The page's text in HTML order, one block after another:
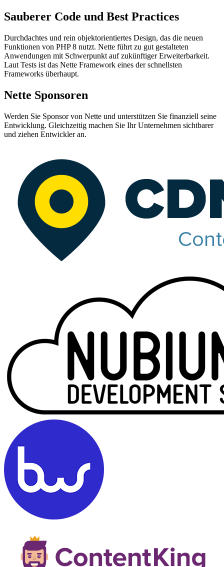
Sauberer Code und Best Practices
Durchdachtes und rein objektorientiertes Design, das die neuen
Funktionen von PHP 8 nutzt. Nette führt zu gut gestalteten
Anwendungen mit Schwerpunkt auf zukünftiger Erweiterbarkeit.
Laut Tests ist das Nette Framework eines der schnellsten
Frameworks überhaupt.
Nette Sponsoren
Werden Sie Sponsor von Nette und unterstützen Sie finanziell seine
Entwicklung. Gleichzeitig machen Sie Ihr Unternehmen sichtbarer
und ziehen Entwickler an.